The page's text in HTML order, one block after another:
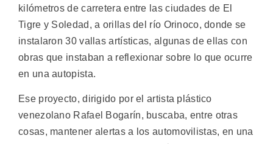
kilómetros de carretera entre las ciudades de El
Tigre y Soledad, a orillas del río Orinoco, donde se
instalaron 30 vallas artísticas, algunas de ellas con
obras que instaban a reflexionar sobre lo que ocurre
en una autopista.
Ese proyecto, dirigido por el artista plástico
venezolano Rafael Bogarín, buscaba, entre otras
cosas, mantener alertas a los automovilistas, en una